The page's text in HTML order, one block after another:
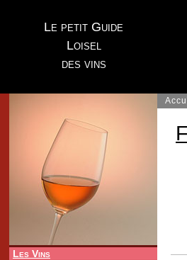
Le petit Guide
Loisel
des vins
Les Vins